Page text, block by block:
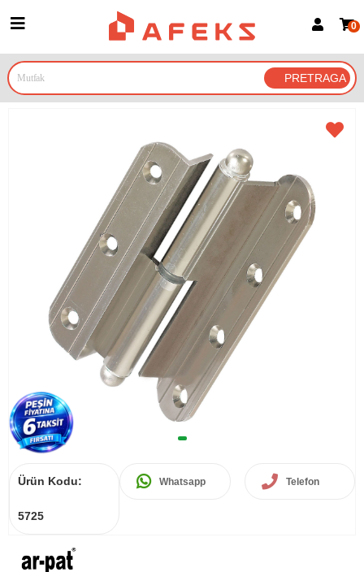
Prijava za članove
Prijavite se Google nalogom
0
Ürün Kodu:
5725
Whatsapp Telefon